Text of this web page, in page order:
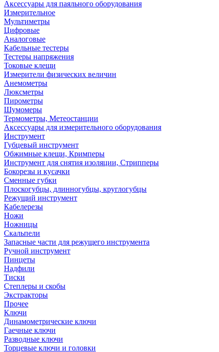
Аксессуары для паяльного оборудования
Измерительное
Мультиметры
Цифровые
Аналоговые
Кабельные тестеры
Тестеры напряжения
Токовые клещи
Измерители физических величин
Анемометры
Люксметры
Пирометры
Шумомеры
Термометры, Метеостанции
Аксессуары для измерительного оборудования
Инструмент
Губцевый инструмент
Обжимные клещи, Кримперы
Инструмент для снятия изоляции, Стрипперы
Бокорезы и кусачки
Сменные губки
Плоскогубцы, длинногубцы, круглогубцы
Режущий инструмент
Кабелерезы
Ножи
Ножницы
Скальпели
Запасные части для режущего инструмента
Ручной инструмент
Пинцеты
Надфили
Тиски
Степлеры и скобы
Экстракторы
Прочее
Ключи
Динамометрические ключи
Гаечные ключи
Разводные ключи
Торцевые ключи и головки